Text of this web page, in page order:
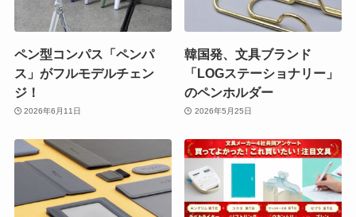
ペン型コンパス「ペンパ
ス」がフルモデルチェン
ジ！
2026年6月11日
韓国発、文具ブランド
「LOGステーショナリー」
のペンホルダー
2026年5月25日